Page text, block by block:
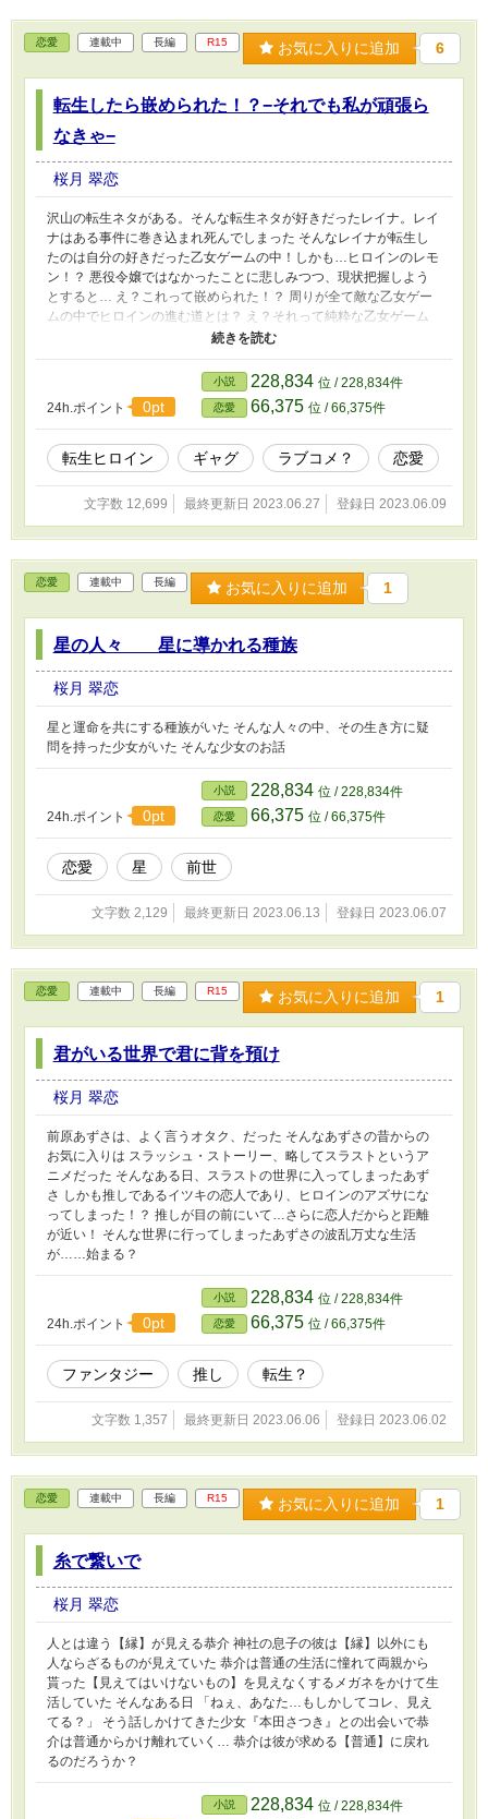
恋愛 連載中 長編 R15 お気に入りに追加 6
転生したら嵌められた！？−それでも私が頑張ら
なきゃ−
桜月 翠恋
沢山の転生ネタがある。そんな転生ネタが好きだったレイナ。レイ
ナはある事件に巻き込まれ死んでしまった そんなレイナが転生し
たのは自分の好きだった乙女ゲームの中！しかも…ヒロインのレモ
ン！？ 悪役令嬢ではなかったことに悲しみつつ、現状把握しよう
とすると… え？これって嵌められた！？ 周りが全て敵な乙女ゲー
ムの中でヒロインの進む道とは？ え？それって純粋な乙女ゲーム
じゃん？って ハッピーエンドで終わると限らないのがこの世界の
醍醐味じゃない！私は負けないんだから！
24h.ポイント 0pt
小説 228,834 位 / 228,834件
恋愛 66,375 位 / 66,375件
転生ヒロイン ギャグ ラブコメ？ 恋愛
文字数 12,699 最終更新日 2023.06.27 登録日 2023.06.09
恋愛 連載中 長編 お気に入りに追加 1
星の人々 星に導かれる種族
桜月 翠恋
星と運命を共にする種族がいた そんな人々の中、その生き方に疑
問を持った少女がいた そんな少女のお話
24h.ポイント 0pt
小説 228,834 位 / 228,834件
恋愛 66,375 位 / 66,375件
恋愛 星 前世
文字数 2,129 最終更新日 2023.06.13 登録日 2023.06.07
恋愛 連載中 長編 R15 お気に入りに追加 1
君がいる世界で君に背を預け
桜月 翠恋
前原あずさは、よく言うオタク、だった そんなあずさの昔からの
お気に入りは スラッシュ・ストーリー、略してスラストというア
ニメだった そんなある日、スラストの世界に入ってしまったあず
さ しかも推しであるイツキの恋人であり、ヒロインのアズサにな
ってしまった！？ 推しが目の前にいて…さらに恋人だからと距離
が近い！ そんな世界に行ってしまったあずさの波乱万丈な生活
が……始まる？
24h.ポイント 0pt
小説 228,834 位 / 228,834件
恋愛 66,375 位 / 66,375件
ファンタジー 推し 転生？
文字数 1,357 最終更新日 2023.06.06 登録日 2023.06.02
恋愛 連載中 長編 R15 お気に入りに追加 1
糸で繋いで
桜月 翠恋
人とは違う【縁】が見える恭介 神社の息子の彼は【縁】以外にも
人ならざるものが見えていた 恭介は普通の生活に憧れて両親から
貰った【見えてはいけないもの】を見えなくするメガネをかけて生
活していた そんなある日 「ねぇ、あなた…もしかしてコレ、見え
てる？」 そう話しかけてきた少女『本田さつき』との出会いで恭
介は普通からかけ離れていく… 恭介は彼が求める【普通】に戻れ
るのだろうか？
小説 228,834 位 / 228,834件